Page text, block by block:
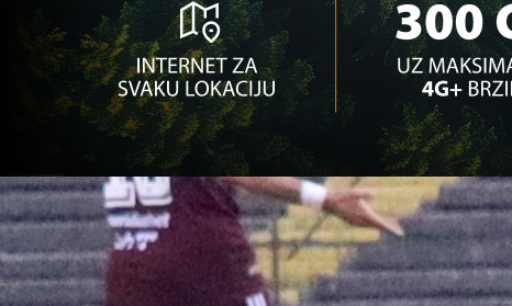
Premijer liga BiH
Sarajevo i Željo saznali potencijalne evropske
1 godina 2 mjesec